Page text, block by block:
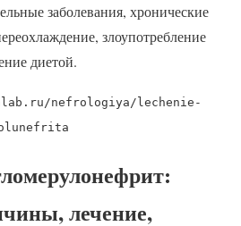
заболевания, хронические
злоупотребление
диетой.
nefrologiya/lechenie-
лечение,